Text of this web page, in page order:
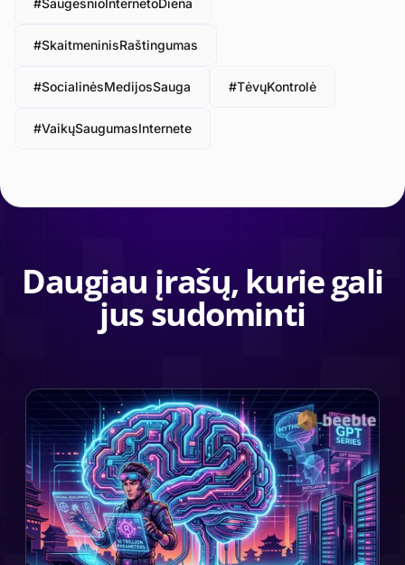
#SkaitmeninisRaštingumas
#SocialinėsMedijosSauga #TėvųKontrolė
#VaikųSaugumasInternete
Daugiau įrašų, kurie gali
jus sudominti